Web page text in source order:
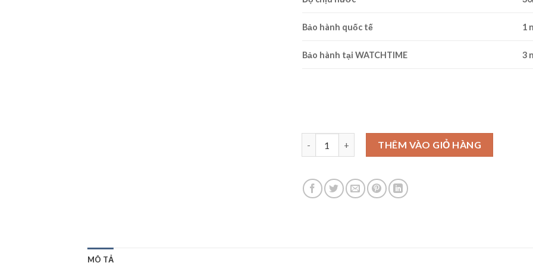
Bảo hành quốc tế 1
Bảo hành tại WATCHTIME 3
Ogival OG832-04MS-GL-T số lượng
THÊM VÀO GIỎ HÀNG
MÔ TẢ